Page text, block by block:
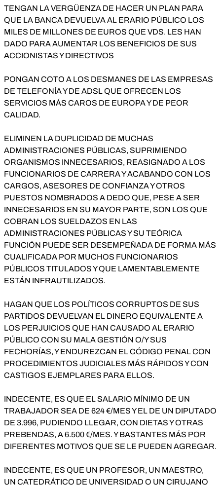
TENGAN LA VERGÜENZA DE HACER UN PLAN PARA
QUE LA BANCA DEVUELVA AL ERARIO PÚBLICO LOS
MILES DE MILLONES DE EUROS QUE VDS. LES HAN
DADO PARA AUMENTAR LOS BENEFICIOS DE SUS
ACCIONISTAS Y DIRECTIVOS
PONGAN COTO A LOS DESMANES DE LAS EMPRESAS
DE TELEFONÍA Y DE ADSL QUE OFRECEN LOS
SERVICIOS MÁS CAROS DE EUROPA Y DE PEOR
CALIDAD.
ELIMINEN LA DUPLICIDAD DE MUCHAS
ADMINISTRACIONES PÚBLICAS, SUPRIMIENDO
ORGANISMOS INNECESARIOS, REASIGNADO A LOS
FUNCIONARIOS DE CARRERA Y ACABANDO CON LOS
CARGOS, ASESORES DE CONFIANZA Y OTROS
PUESTOS NOMBRADOS A DEDO QUE, PESE A SER
INNECESARIOS EN SU MAYOR PARTE, SON LOS QUE
COBRAN LOS SUELDAZOS EN LAS
ADMINISTRACIONES PÚBLICAS Y SU TEÓRICA
FUNCIÓN PUEDE SER DESEMPEÑADA DE FORMA MÁS
CUALIFICADA POR MUCHOS FUNCIONARIOS
PÚBLICOS TITULADOS Y QUE LAMENTABLEMENTE
ESTÁN INFRAUTILIZADOS.
HAGAN QUE LOS POLÍTICOS CORRUPTOS DE SUS
PARTIDOS DEVUELVAN EL DINERO EQUIVALENTE A
LOS PERJUICIOS QUE HAN CAUSADO AL ERARIO
PÚBLICO CON SU MALA GESTIÓN O/Y SUS
FECHORÍAS, Y ENDUREZCAN EL CÓDIGO PENAL CON
PROCEDIMIENTOS JUDICIALES MÁS RÁPIDOS Y CON
CASTIGOS EJEMPLARES PARA ELLOS.
INDECENTE, ES QUE EL SALARIO MÍNIMO DE UN
TRABAJADOR SEA DE 624 €/MES Y EL DE UN DIPUTADO
DE 3.996, PUDIENDO LLEGAR, CON DIETAS Y OTRAS
PREBENDAS, A 6.500 €/MES. Y BASTANTES MÁS POR
DIFERENTES MOTIVOS QUE SE LE PUEDEN AGREGAR.
INDECENTE, ES QUE UN PROFESOR, UN MAESTRO,
UN CATEDRÁTICO DE UNIVERSIDAD O UN CIRUJANO